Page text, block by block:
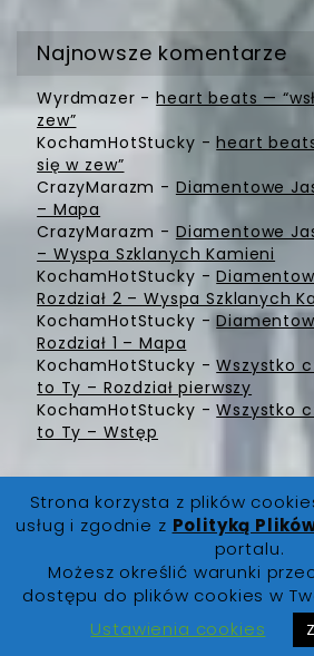
Najnowsze komentarze
Wyrdmazer -heart beats —
zew”
KochamHotStucky -heart
się w zew”
CrazyMarazm - Diamentowe
– Mapa
CrazyMarazm - Diamentowe
– Wyspa Szklanych Kamieni
KochamHotStucky -
Rozdział 2 – Wyspa Szklanych
KochamHotStucky -
Rozdział 1 – Mapa
KochamHotStucky -Wszystko
to Ty – Rozdział pierwszy
KochamHotStucky -Wszystko
to Ty – Wstęp
FanLore.pl© 2019. Wszystkie
O Nas| Regulamin |Polityka
Cookies|
Strona korzysta z plików
usług i zgodnie z Polityką
portalu.
Możesz określić warunki
dostępu do plików cookies w
Ustawienia cookies